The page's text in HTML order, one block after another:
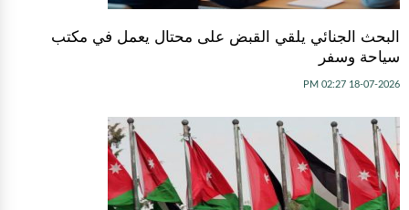
البحث الجنائي يلقي القبض على محتال يعمل في مكتب
سياحة وسفر
18-07-2026 02:27 PM